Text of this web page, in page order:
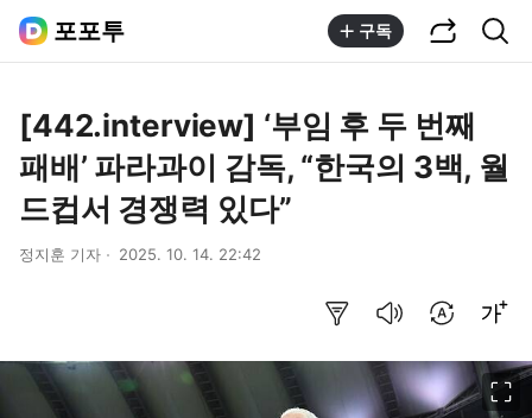
포포투 구독
[442.interview] ‘부임 후 두 번째
패배’ 파라과이 감독, “한국의 3백, 월
드컵서 경쟁력 있다”
정지훈 기자 2025. 10. 14. 22:42